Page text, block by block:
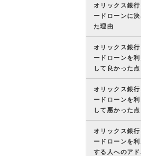
オリックス銀行
ードローンに
た理由
オリックス銀行
ードローンを利
して良かった点
オリックス銀行
ードローンを利
して悪かった点
オリックス銀行
ードローンを利
する人へのア